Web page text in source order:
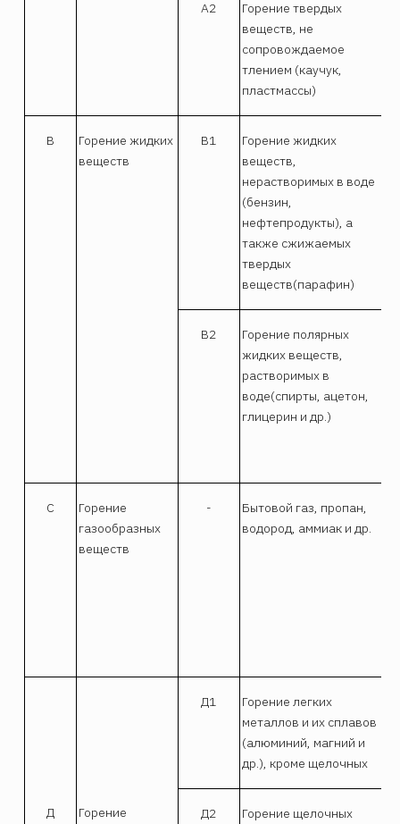
А2
Горение твердых
веществ, не
сопровождаемое
тлением (каучук,
пластмассы)
В
Горение жидких
веществ
В1
Горение жидких
веществ,
нерастворимых в воде
(бензин,
нефтепродукты), а
также сжижаемых
твердых
веществ(парафин)
В2
Горение полярных
жидких веществ,
растворимых в
воде(спирты, ацетон,
глицерин и др.)
С
Горение
газообразных
веществ
-
Бытовой газ, пропан,
водород, аммиак и др.
Д1
Горение легких
металлов и их сплавов
(алюминий, магний и
др.), кроме щелочных
Д
Горение
Д2
Горение щелочных